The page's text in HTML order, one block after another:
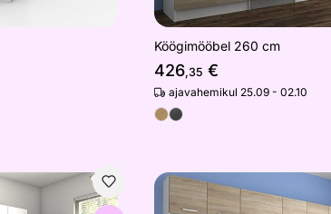
Köögimööbel 260 cm
426,35 €
ajavahemikul 25.09 - 02.10
Köögimööbel 260 cm